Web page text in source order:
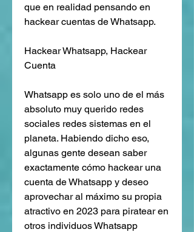
que en realidad pensando en
hackear cuentas de Whatsapp.
Hackear Whatsapp, Hackear
Cuenta
Whatsapp es solo uno de el más
absoluto muy querido redes
sociales redes sistemas en el
planeta. Habiendo dicho eso,
algunas gente desean saber
exactamente cómo hackear una
cuenta de Whatsapp y deseo
aprovechar al máximo su propia
atractivo en 2023 para piratear en
otros individuos Whatsapp